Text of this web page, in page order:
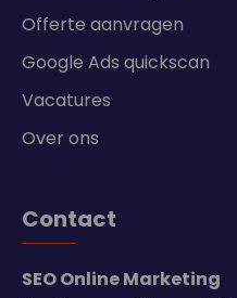
Offerte aanvragen
Google Ads quickscan
Vacatures
Over ons
Contact
SEO Online Marketing